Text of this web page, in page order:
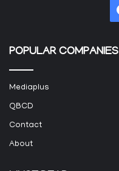
POPULAR COMPANIES
Mediaplus
QBCD
Contact
About